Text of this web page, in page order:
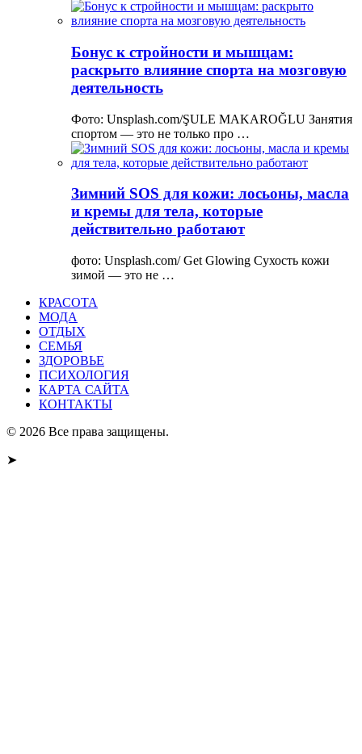
Бонус к стройности и мышцам:
раскрыто влияние спорта на мозговую
деятельность
Фото: Unsplash.com/ŞULE MAKAROĞLU Занятия
спортом — это не только про …
Зимний SOS для кожи: лосьоны, масла
и кремы для тела, которые
действительно работают
фото: Unsplash.com/ Get Glowing Сухость кожи
зимой — это не …
КРАСОТА
МОДА
ОТДЫХ
СЕМЬЯ
ЗДОРОВЬЕ
ПСИХОЛОГИЯ
КАРТА САЙТА
КОНТАКТЫ
© 2026 Все права защищены.
➤